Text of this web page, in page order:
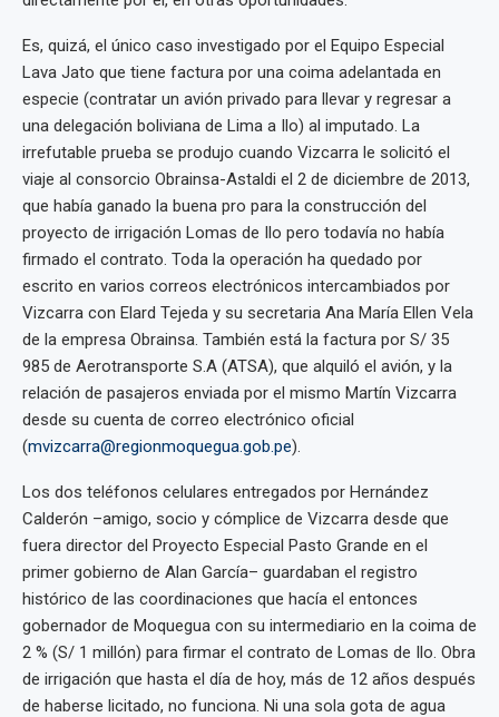
Es, quizá, el único caso investigado por el Equipo Especial
Lava Jato que tiene factura por una coima adelantada en
especie (contratar un avión privado para llevar y regresar a
una delegación boliviana de Lima a Ilo) al imputado. La
irrefutable prueba se produjo cuando Vizcarra le solicitó el
viaje al consorcio Obrainsa-Astaldi el 2 de diciembre de 2013,
que había ganado la buena pro para la construcción del
proyecto de irrigación Lomas de Ilo pero todavía no había
firmado el contrato. Toda la operación ha quedado por
escrito en varios correos electrónicos intercambiados por
Vizcarra con Elard Tejeda y su secretaria Ana María Ellen Vela
de la empresa Obrainsa. También está la factura por S/ 35
985 de Aerotransporte S.A (ATSA), que alquiló el avión, y la
relación de pasajeros enviada por el mismo Martín Vizcarra
desde su cuenta de correo electrónico oficial
(mvizcarra@regionmoquegua.gob.pe).
Los dos teléfonos celulares entregados por Hernández
Calderón –amigo, socio y cómplice de Vizcarra desde que
fuera director del Proyecto Especial Pasto Grande en el
primer gobierno de Alan García– guardaban el registro
histórico de las coordinaciones que hacía el entonces
gobernador de Moquegua con su intermediario en la coima de
2 % (S/ 1 millón) para firmar el contrato de Lomas de Ilo. Obra
de irrigación que hasta el día de hoy, más de 12 años después
de haberse licitado, no funciona. Ni una sola gota de agua